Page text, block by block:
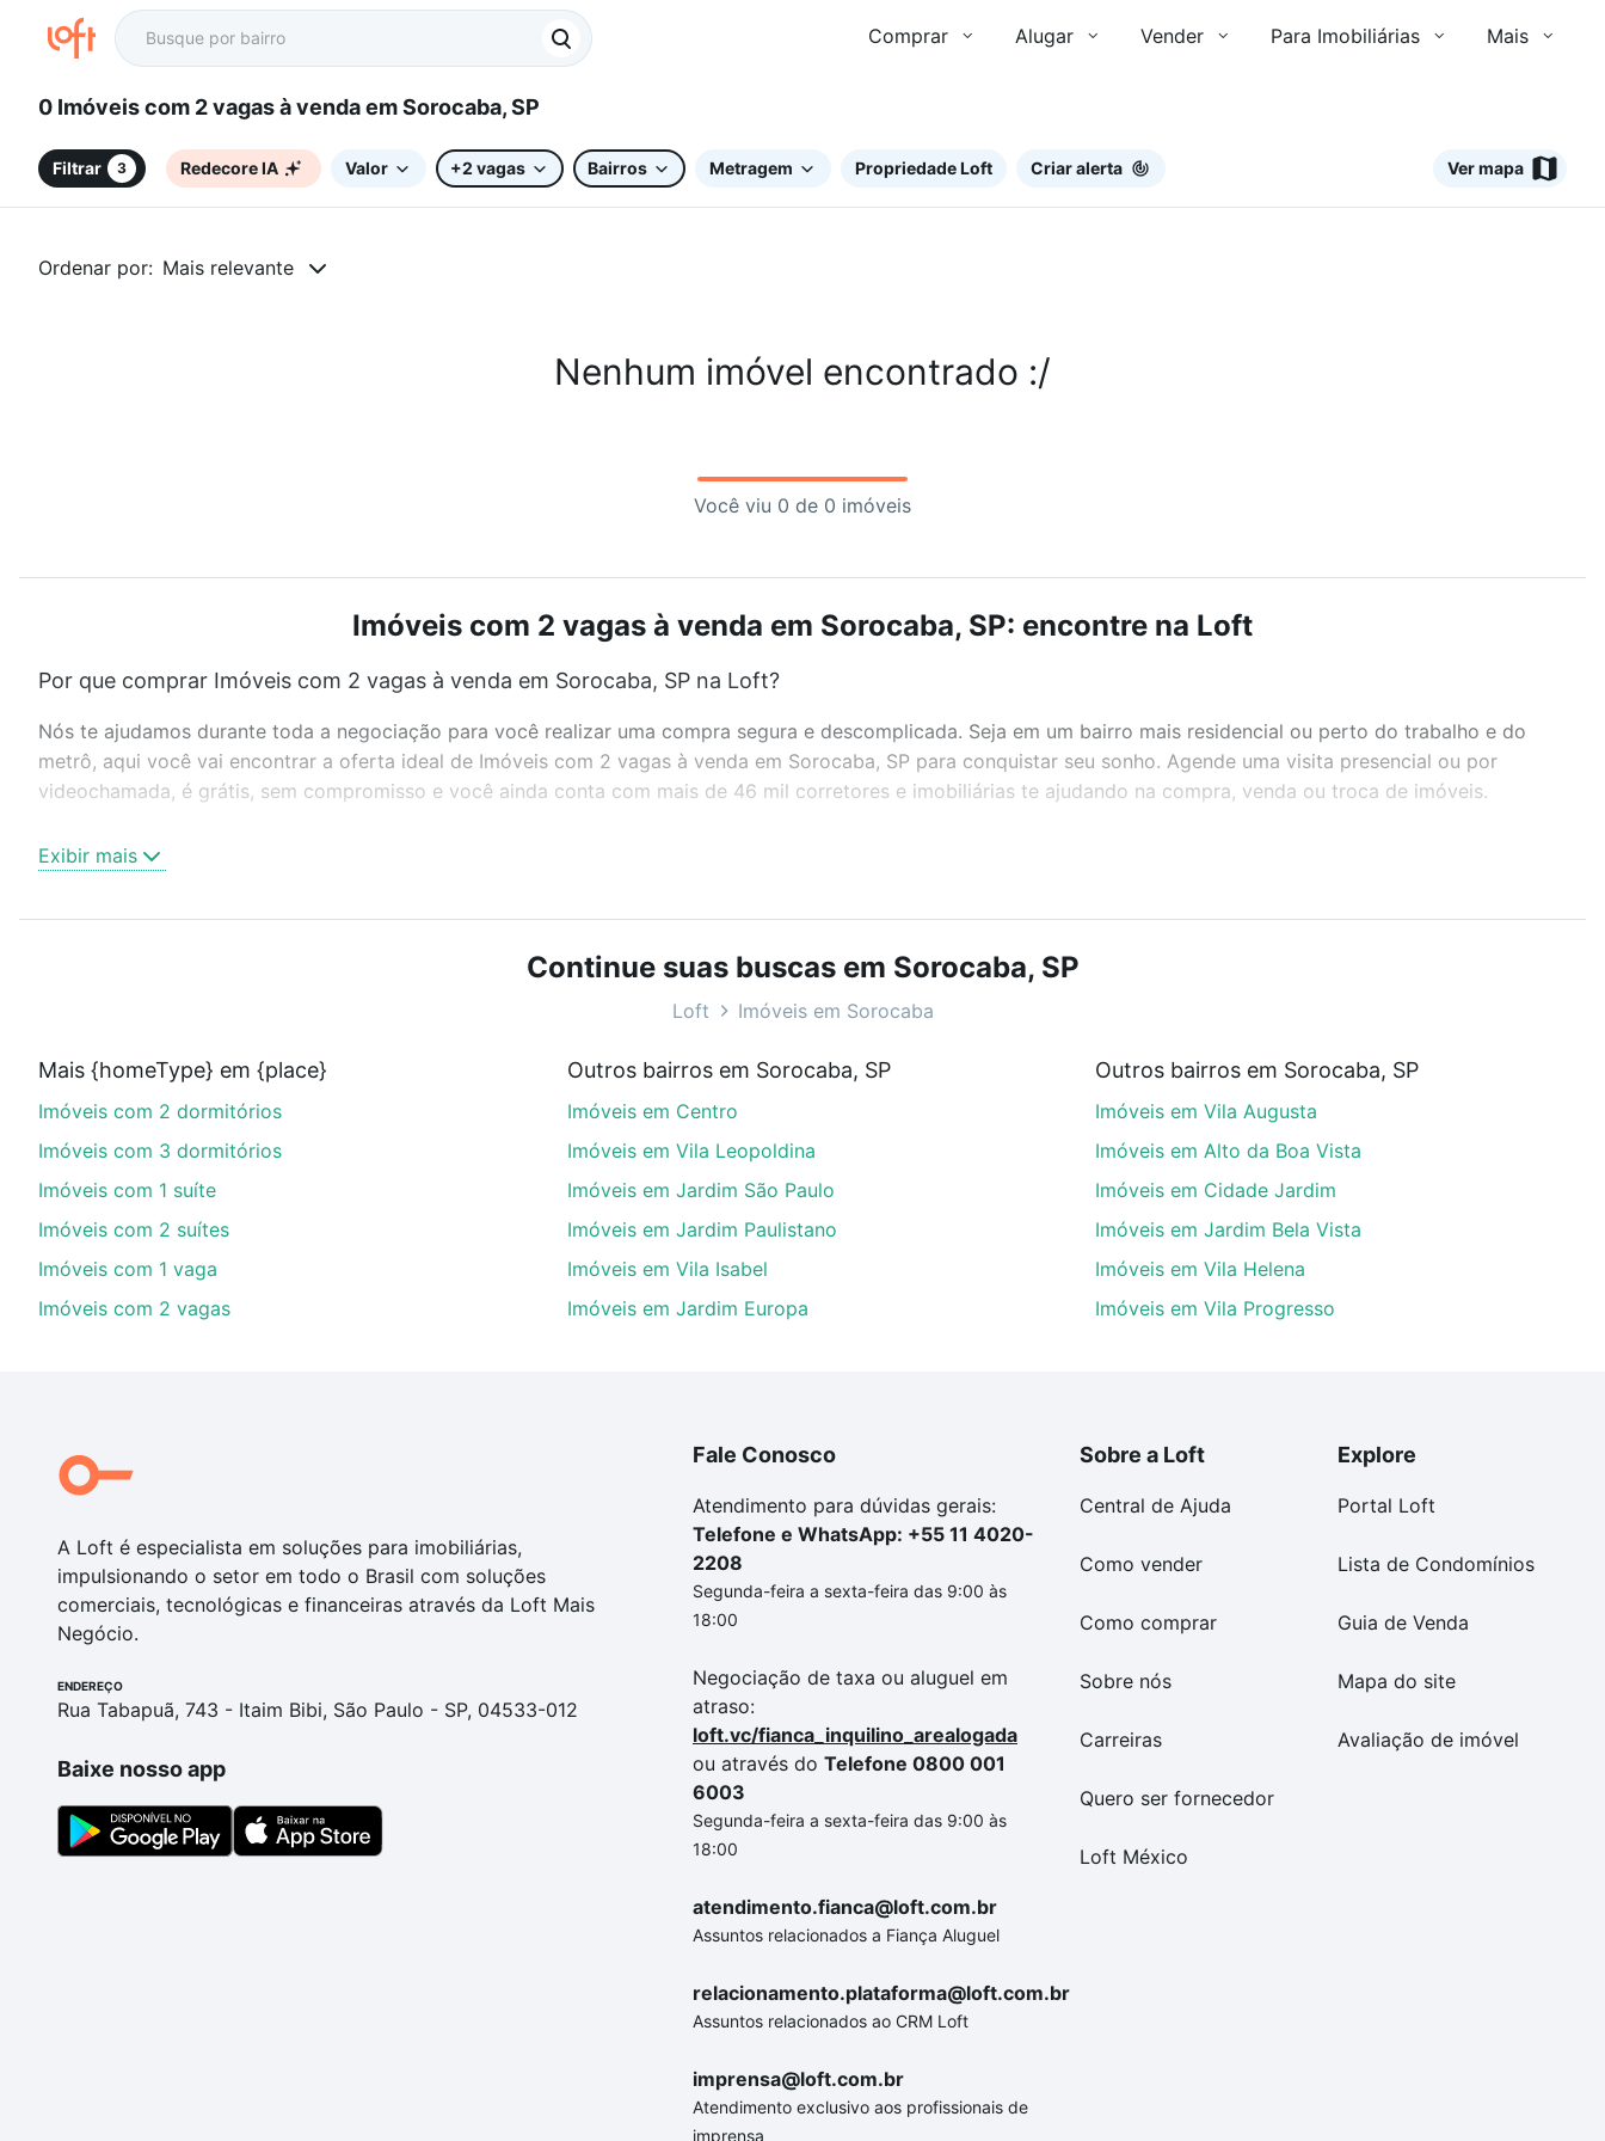
Comprar Alugar Vender Para Imobiliárias Mais
0 Imóveis com 2 vagas à venda em Sorocaba, SP
Filtrar 3 Redecore IA Valor +2 vagas Bairros Metragem Propriedade Loft Criar alerta Ver mapa
Ordenar por: Mais relevante
Nenhum imóvel encontrado :/
Você viu 0 de 0 imóveis
Imóveis com 2 vagas à venda em Sorocaba, SP: encontre na Loft
Por que comprar Imóveis com 2 vagas à venda em Sorocaba, SP na Loft?
Nós te ajudamos durante toda a negociação para você realizar uma compra segura e descomplicada. Seja em um bairro mais residencial ou perto do trabalho e do
metrô, aqui você vai encontrar a oferta ideal de Imóveis com 2 vagas à venda em Sorocaba, SP para conquistar seu sonho. Agende uma visita presencial ou por
videochamada, é grátis, sem compromisso e você ainda conta com mais de 46 mil corretores e imobiliárias te ajudando na compra, venda ou troca de imóveis.
ou sem vaga de garagem para combinar perfeitamente com o preço, metragem e comodidades, como piscina, academia, salão de festas ou área verde e encontrar
Imóveis com 2 vagas à venda em Sorocaba, SP ideal para você na Loft.
Qual o preço de Imóveis com 2 vagas à venda em Sorocaba, SP?
imobiliário as parcelas podem se adequar ao seu orçamento. Se ainda tem alguma dúvida dos custos envolvidos no processo de compra, veja em nosso portal
custa comprar um apartamento
e conte com a gente para comprar o imóvel dos seus sonhos com segurança e conforto. Loft, com você até as chaves.
Exibir mais
Continue suas buscas em Sorocaba, SP
Loft Imóveis em Sorocaba
Mais {homeType} em {place}
Imóveis com 2 dormitórios
Imóveis com 3 dormitórios
Imóveis com 1 suíte
Imóveis com 2 suítes
Imóveis com 1 vaga
Imóveis com 2 vagas
Outros bairros em Sorocaba, SP
Imóveis em Centro
Imóveis em Vila Leopoldina
Imóveis em Jardim São Paulo
Imóveis em Jardim Paulistano
Imóveis em Vila Isabel
Imóveis em Jardim Europa
Outros bairros em Sorocaba, SP
Imóveis em Vila Augusta
Imóveis em Alto da Boa Vista
Imóveis em Cidade Jardim
Imóveis em Jardim Bela Vista
Imóveis em Vila Helena
Imóveis em Vila Progresso
A Loft é especialista em soluções para imobiliárias,
impulsionando o setor em todo o Brasil com soluções
comerciais, tecnológicas e financeiras através da Loft Mais
Negócio.
ENDEREÇO
Rua Tabapuã, 743 - Itaim Bibi, São Paulo - SP, 04533-012
Baixe nosso app
Fale Conosco
Atendimento para dúvidas gerais:
Telefone e WhatsApp: +55 11 4020-
2208
Segunda-feira a sexta-feira das 9:00 às
18:00
Negociação de taxa ou aluguel em
atraso:
loft.vc/fianca_inquilino_arealogada
ou através do Telefone 0800 001
6003
Segunda-feira a sexta-feira das 9:00 às
18:00
atendimento.fianca@loft.com.br
Assuntos relacionados a Fiança Aluguel
relacionamento.plataforma@loft.com.br
Assuntos relacionados ao CRM Loft
imprensa@loft.com.br
Atendimento exclusivo aos profissionais de
imprensa
Sobre a Loft
Central de Ajuda
Como vender
Como comprar
Sobre nós
Carreiras
Quero ser fornecedor
Loft México
Explore
Portal Loft
Lista de Condomínios
Guia de Venda
Mapa do site
Avaliação de imóvel